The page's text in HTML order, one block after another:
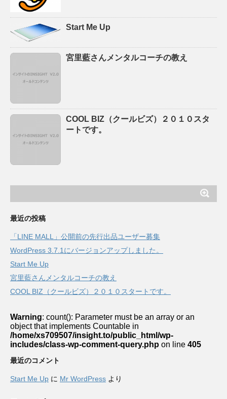
Start Me Up
宮里藍さんメンタルコーチの教え
COOL BIZ（クールビズ）２０１０スタ
ートです。
最近の投稿
「LINE MALL」公開前の先行出品ユーザー募集
WordPress 3.7.1にバージョンアップしました。
Start Me Up
宮里藍さんメンタルコーチの教え
COOL BIZ（クールビズ）２０１０スタートです。
Warning: count(): Parameter must be an array or an
object that implements Countable in
/home/xs709507/insight.to/public_html/wp-
includes/class-wp-comment-query.php on line 405
最近のコメント
Start Me Up に Mr WordPress より